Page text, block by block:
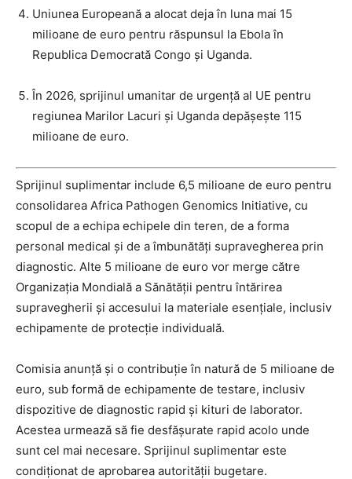
Uniunea Europeană a alocat deja în luna mai 15
milioane de euro pentru răspunsul la Ebola în
Republica Democrată Congo și Uganda.
În 2026, sprijinul umanitar de urgență al UE pentru
regiunea Marilor Lacuri și Uganda depășește 115
milioane de euro.
Sprijinul suplimentar include 6,5 milioane de euro pentru
consolidarea Africa Pathogen Genomics Initiative, cu
scopul de a echipa echipele din teren, de a forma
personal medical și de a îmbunătăți supravegherea prin
diagnostic. Alte 5 milioane de euro vor merge către
Organizația Mondială a Sănătății pentru întărirea
supravegherii și accesului la materiale esențiale, inclusiv
echipamente de protecție individuală.
Comisia anunță și o contribuție în natură de 5 milioane de
euro, sub formă de echipamente de testare, inclusiv
dispozitive de diagnostic rapid și kituri de laborator.
Acestea urmează să fie desfășurate rapid acolo unde
sunt cel mai necesare. Sprijinul suplimentar este
condiționat de aprobarea autorității bugetare.